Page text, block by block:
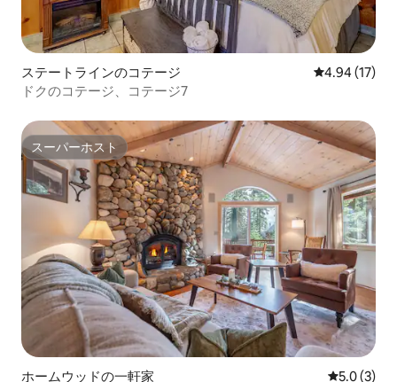
ステートラインのコテージ レビュー17
4.94 (17)
ドクのコテージ、コテージ7
スーパーホスト
スーパーホスト
ホームウッドの一軒家 レビュー3
5.0 (3)